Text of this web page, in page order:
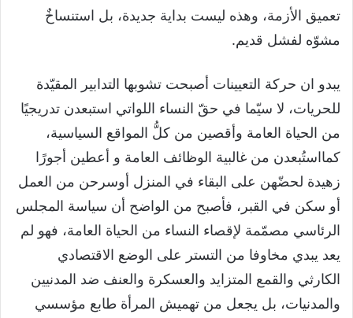
تعميق الأزمة، وهذه ليست بداية جديدة، بل استنساخٌ
مشوّه لفشل قديم.
يبدو ان حركة التعيينات أصبحت تشوبها التدابير المقيّدة
للحريات، لا سيّما في حقّ النساء اللواتي استبعدن تدريجيًا
من الحياة العامة وأقصين من كلُّ المواقع السياسية،
كمااستُبعدن من غالبية الوظائف العامة و أعطين أجورًا
زهيدة لحضّهن على البقاء في المنزل أوسرحن من العمل
أو سكن في القبر، فأصبح من الواضح أن سياسة المجلس
الرئاسي مصمّمة لإقصاء النساء من الحياة العامة، فهو لم
يعد يبدي مخاوفا من التستر على الوضع الاقتصادي
الكارثي والقمع المتزايد والعسكرة والعنف ضد المدنيين
والمدنيات، بل يجعل من تهميش المرأة طابع مؤسسي